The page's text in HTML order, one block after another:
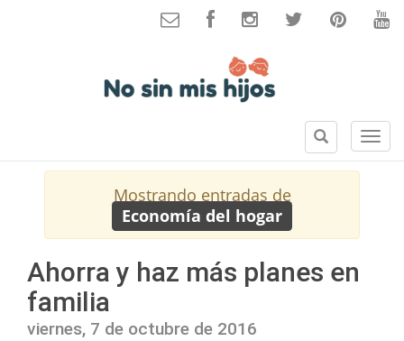
S
e
B
u
s
r
Mostrando entradas de
Economía del hogar
Ahorra y haz más planes en
familia
viernes, 7 de octubre de 2016